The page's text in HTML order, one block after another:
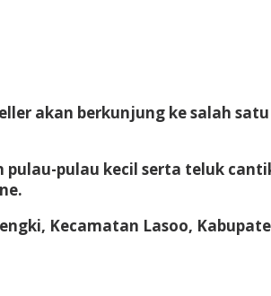
akan berkunjung ke salah
pulau kecil serta teluk
Kecamatan Lasoo,